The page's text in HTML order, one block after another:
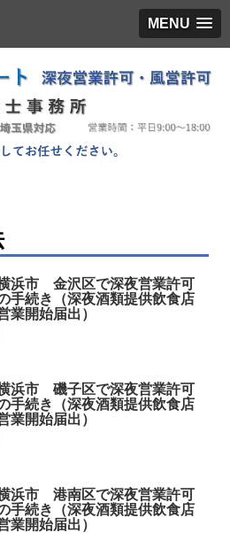
MENU
浜市 金沢区で深夜営業許可
手続き（深夜酒類提供飲食店
業開始届出）
浜市 磯子区で深夜営業許可
手続き（深夜酒類提供飲食店
業開始届出）
浜市 港南区で深夜営業許可
手続き（深夜酒類提供飲食店
業開始届出）